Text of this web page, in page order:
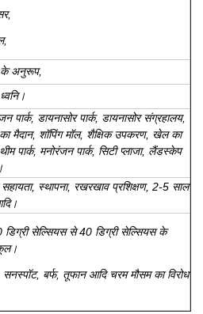
के अनुरूप,
पार्क, डायनासोर पार्क, डायनासोर संग्रहालय,
मैदान, शॉपिंग मॉल, शैक्षिक उपकरण, खेल का
पार्क, मनोरंजन पार्क, सिटी प्लाजा, लैंडस्केप
सहायता, स्थापना, रखरखाव प्रशिक्षण, 2-5 साल
डिग्री सेल्सियस से 40 डिग्री सेल्सियस के
सनस्पॉट, बर्फ, तूफान आदि चरम मौसम का विरोध